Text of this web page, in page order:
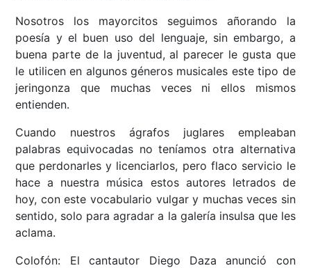
Nosotros los mayorcitos seguimos añorando la
poesía y el buen uso del lenguaje, sin embargo, a
buena parte de la juventud, al parecer le gusta que
le utilicen en algunos géneros musicales este tipo de
jeringonza que muchas veces ni ellos mismos
entienden.
Cuando nuestros ágrafos juglares empleaban
palabras equivocadas no teníamos otra alternativa
que perdonarles y licenciarlos, pero flaco servicio le
hace a nuestra música estos autores letrados de
hoy, con este vocabulario vulgar y muchas veces sin
sentido, solo para agradar a la galería insulsa que les
aclama.
Colofón: El cantautor Diego Daza anunció con